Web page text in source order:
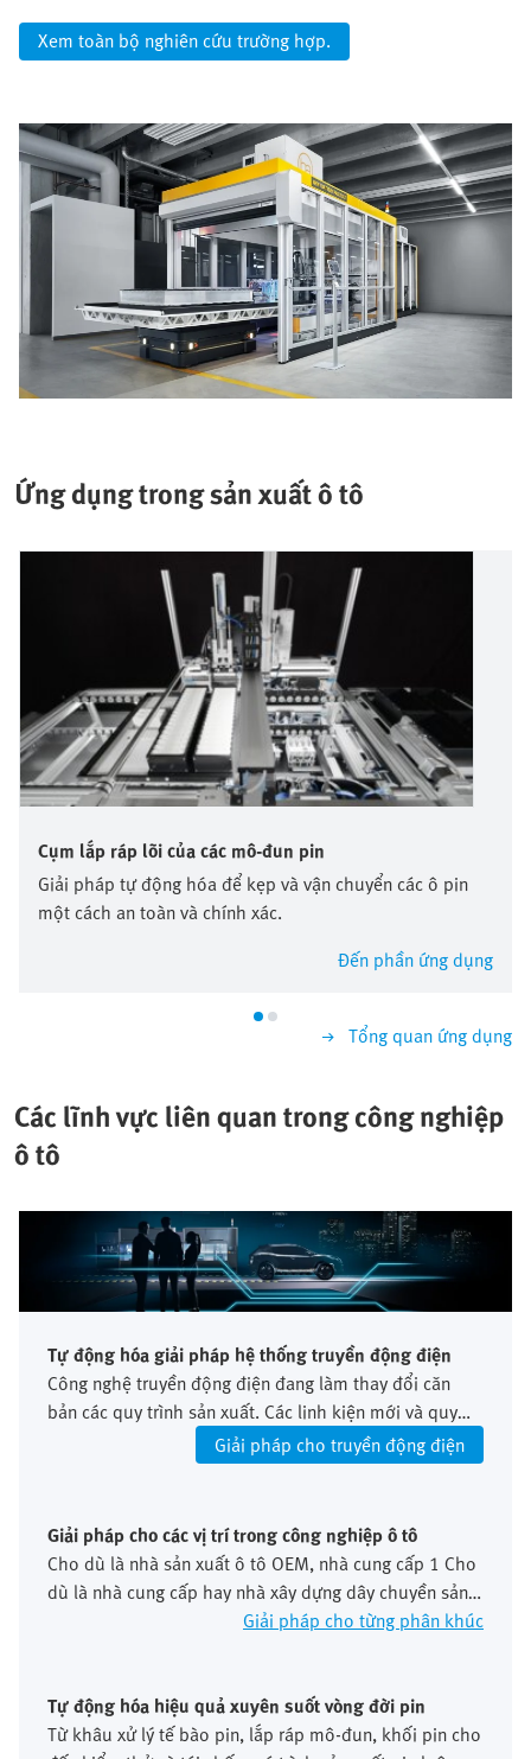
Xem toàn bộ nghiên cứu trường hợp.
Ứng dụng trong sản xuất ô tô
Cụm lắp ráp lõi của các mô-đun pin
Giải pháp tự động hóa để kẹp và vận chuyển các ô pin
một cách an toàn và chính xác.
Đến phần ứng dụng
Tổng quan ứng dụng
Các lĩnh vực liên quan trong công nghiệp
ô tô
Tự động hóa giải pháp hệ thống truyền động điện
Công nghệ truyền động điện đang làm thay đổi căn
bản các quy trình sản xuất. Các linh kiện mới và quy
trình kiểm tra phức tạp làm tăng yêu cầu về độ chính
xác và tính tích hợp. Điều này đòi hỏi các khái niệm tự
Giải pháp cho truyền động điện
Giải pháp cho các vị trí trong công nghiệp ô tô
Cho dù là nhà sản xuất ô tô OEM, nhà cung cấp 1 Cho
dù là nhà cung cấp hay nhà xây dựng dây chuyền sản
xuất, mỗi vai trò đều đặt ra những yêu cầu khác nhau
theo toàn bộ chuỗi giá trị.
Giải pháp cho từng phân khúc
Tự động hóa hiệu quả xuyên suốt vòng đời pin
Từ khâu xử lý tế bào pin, lắp ráp mô-đun, khối pin cho